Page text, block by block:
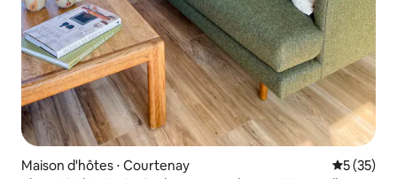
Maison d'hôtes ⋅ Courtenay
5 (35)